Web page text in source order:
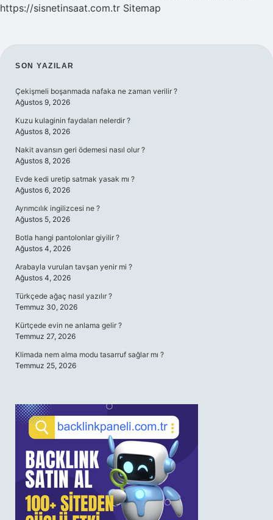
https://sisnetinsaat.com.tr Sitemap
SIDEBAR
SON YAZILAR
Çekişmeli boşanmada nafaka ne zaman verilir ?
Ağustos 9, 2026
Kuzu kulaginin faydaları nelerdir ?
Ağustos 8, 2026
Nakit avansın geri ödemesi nasıl olur ?
Ağustos 8, 2026
Evde kedi uretip satmak yasak mı ?
Ağustos 6, 2026
Ayrımcılık ingilizcesi ne ?
Ağustos 5, 2026
Botla hangi pantolonlar giyilir ?
Ağustos 4, 2026
Arabayla vurulan tavşan yenir mi ?
Ağustos 4, 2026
Türkçede ağaç nasıl yazılır ?
Temmuz 30, 2026
Kürtçede evin ne anlama gelir ?
Temmuz 27, 2026
Klimada nem alma modu tasarruf sağlar mı ?
Temmuz 25, 2026